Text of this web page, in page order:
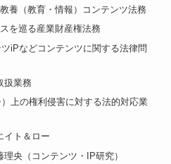
教養（教育・情報）コンテンツ法務
を巡る産業財産権法務
iPなどコンテンツに関する法律問
扱業務
上の権利侵害に対する法的対応業
イト＆ロー
央（コンテンツ・IP研究）